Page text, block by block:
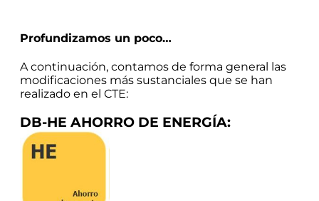
Profundizamos un poco…
A continuación, contamos de forma general las
modificaciones más sustanciales que se han
realizado en el CTE:
DB-HE AHORRO DE ENERGÍA: